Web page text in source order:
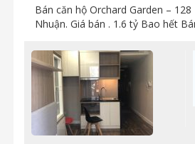
Bán căn hộ Orchard Garden – 128
Nhuận. Giá bán . 1.6 tỷ Bao hết